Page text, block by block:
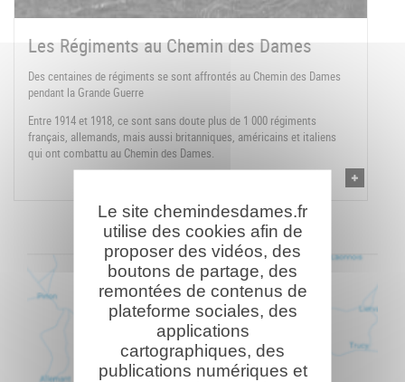
Les Régiments au Chemin des Dames
Des centaines de régiments se sont affrontés au Chemin des Dames
pendant la Grande Guerre
Entre 1914 et 1918, ce sont sans doute plus de 1 000 régiments
français, allemands, mais aussi britanniques, américains et italiens
qui ont combattu au Chemin des Dames.
Le site chemindesdames.fr
utilise des cookies afin de
proposer des vidéos, des
boutons de partage, des
remontées de contenus de
plateforme sociales, des
applications
cartographiques, des
publications numériques et